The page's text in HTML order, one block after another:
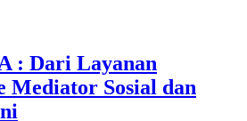
: Dari Layanan
Sosial dan